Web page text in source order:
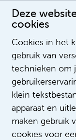
Deze
cookies
Cookies in het
gebruik van
technieken om
klein
apparaat en
maken gebruik
cookies voor
Ulrike